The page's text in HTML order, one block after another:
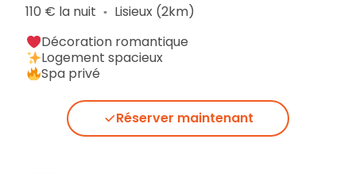
110 € la nuit ▪︎ Lisieux (2km)
Décoration romantique
Logement spacieux
Spa privé
Réserver maintenant